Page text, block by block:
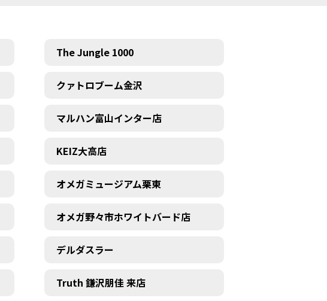
The Jungle 1000
クァトロブーム金沢
マルハン富山インター店
KEIZ大高店
オメガミュージアム栗東
オメガ野々市ホワイトバード店
デルダスラー
Truth 鎌沢朋佳 来店